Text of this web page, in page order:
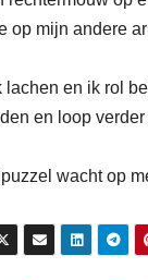
op mijn andere
lachen en ik rol
en loop
wacht op